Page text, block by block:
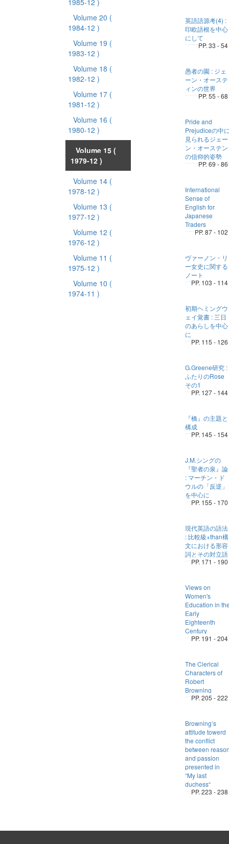
1985-12 )
Volume 20 (
1984-12 )
Volume 19 (
1983-12 )
Volume 18 (
1982-12 )
Volume 17 (
1981-12 )
Volume 16 (
1980-12 )
Volume 15 (
1979-12 )
Volume 14 (
1978-12 )
Volume 13 (
1977-12 )
Volume 12 (
1976-12 )
Volume 11 (
1975-12 )
Volume 10 (
1974-11 )
英語語源考(4) :
印欧語根を中心
にして
PP. 33 - 54
愚者の園 : ジェ
ーン・オーステ
ィンの世界
PP. 55 - 68
Pride and
Prejudiceの中
見られるジェー
ン・オーステン
の信仰的姿勢
PP. 69 - 86
International
Sense of
English for
Japanese
Traders
PP. 87 - 102
ヴァーノン・リ
ー女史に関する
ノート
PP. 103 - 114
初期ヘミングウ
ェイ覚書 : 三日
のあらしを中心
に
PP. 115 - 126
G.Greene研究 :
ふたりのRose
その1
PP. 127 - 144
『橋』の主題と
構成
PP. 145 - 154
J.M.シングの
『聖者の泉』論
: マーチン・ド
ウルの「反逆」
を中心に
PP. 155 - 170
現代英語の語法
: 比較級+than構
文における形容
詞とその対立語
PP. 171 - 190
Views on
Women's
Education in
Early
Eighteenth
Century
PP. 191 - 204
The Clerical
Characters of
Robert
Browning
PP. 205 - 222
Browning’s
attitude towerd
the conflict
between
and passion
presented in
“My last
duchess“
PP. 223 - 238